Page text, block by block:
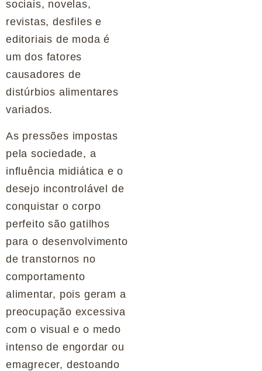
sociais, novelas,
revistas, desfiles e
editoriais de moda é
um dos fatores
causadores de
distúrbios alimentares
variados.
As pressões impostas
pela sociedade, a
influência midiática e o
desejo incontrolável de
conquistar o corpo
perfeito são gatilhos
para o desenvolvimento
de transtornos no
comportamento
alimentar, pois geram a
preocupação excessiva
com o visual e o medo
intenso de engordar ou
emagrecer, destoando